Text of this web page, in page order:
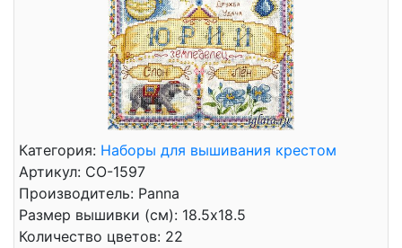
Категория: Наборы для вышивания крестом
Артикул: СО-1597
Производитель: Panna
Размер вышивки (см): 18.5x18.5
Количество цветов: 22